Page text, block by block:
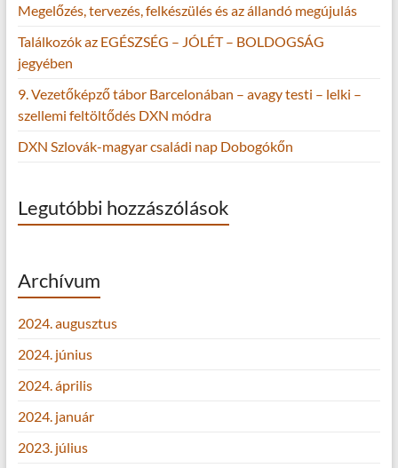
Megelőzés, tervezés, felkészülés és az állandó megújulás
Találkozók az EGÉSZSÉG – JÓLÉT – BOLDOGSÁG
jegyében
9. Vezetőképző tábor Barcelonában – avagy testi – lelki –
szellemi feltöltődés DXN módra
DXN Szlovák-magyar családi nap Dobogókőn
Legutóbbi hozzászólások
Archívum
2024. augusztus
2024. június
2024. április
2024. január
2023. július